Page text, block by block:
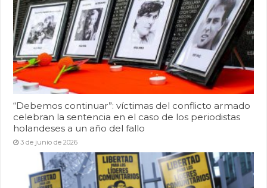
“Debemos continuar”: víctimas del conflicto armado
celebran la sentencia en el caso de los periodistas
holandeses a un año del fallo
3 de junio de 2026